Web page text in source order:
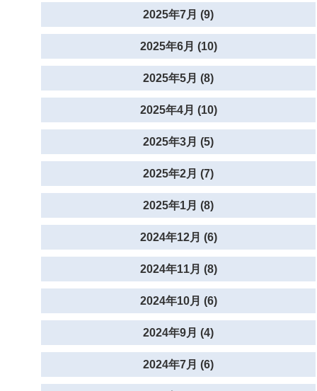
2025年7月 (9)
2025年6月 (10)
2025年5月 (8)
2025年4月 (10)
2025年3月 (5)
2025年2月 (7)
2025年1月 (8)
2024年12月 (6)
2024年11月 (8)
2024年10月 (6)
2024年9月 (4)
2024年7月 (6)